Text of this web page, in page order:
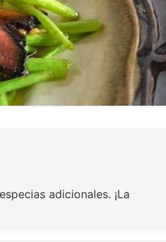
adicionales. ¡La